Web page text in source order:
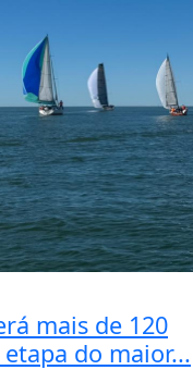
mais de 120
do maior...